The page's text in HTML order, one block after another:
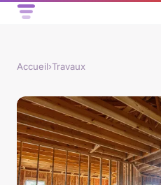
Accueil›Travaux